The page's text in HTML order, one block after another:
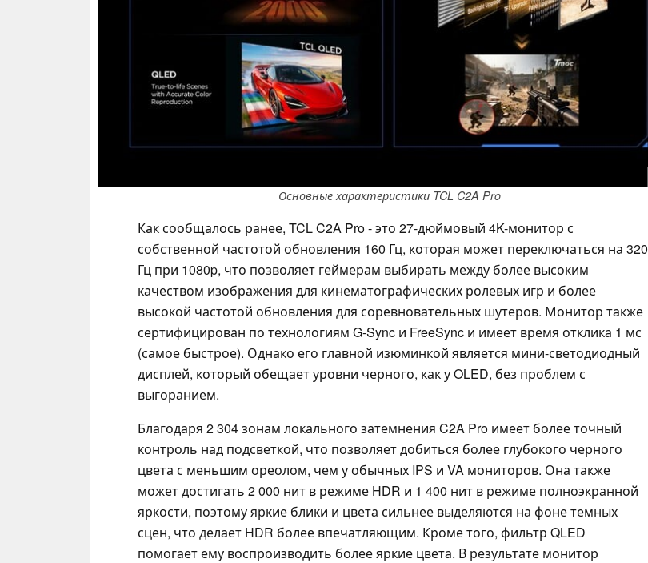
Основные характеристики TCL C2A Pro
Как сообщалось ранее, TCL C2A Pro - это 27-дюймовый 4K-монитор с
собственной частотой обновления 160 Гц, которая может переключаться на 320
Гц при 1080p, что позволяет геймерам выбирать между более высоким
качеством изображения для кинематографических ролевых игр и более
высокой частотой обновления для соревновательных шутеров. Монитор также
сертифицирован по технологиям G-Sync и FreeSync и имеет время отклика 1 мс
(самое быстрое). Однако его главной изюминкой является мини-светодиодный
дисплей, который обещает уровни черного, как у OLED, без проблем с
выгоранием.
Благодаря 2 304 зонам локального затемнения C2A Pro имеет более точный
контроль над подсветкой, что позволяет добиться более глубокого черного
цвета с меньшим ореолом, чем у обычных IPS и VA мониторов. Она также
может достигать 2 000 нит в режиме HDR и 1 400 нит в режиме полноэкранной
яркости, поэтому яркие блики и цвета сильнее выделяются на фоне темных
сцен, что делает HDR более впечатляющим. Кроме того, фильтр QLED
помогает ему воспроизводить более яркие цвета. В результате монитор